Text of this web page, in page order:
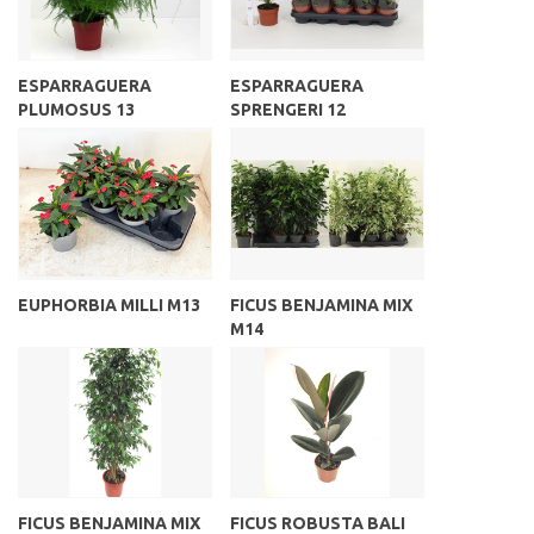
ESPARRAGUERA
PLUMOSUS 13
ESPARRAGUERA
SPRENGERI 12
EUPHORBIA MILLI M13
FICUS BENJAMINA MIX
M14
FICUS BENJAMINA MIX
FICUS ROBUSTA BALI